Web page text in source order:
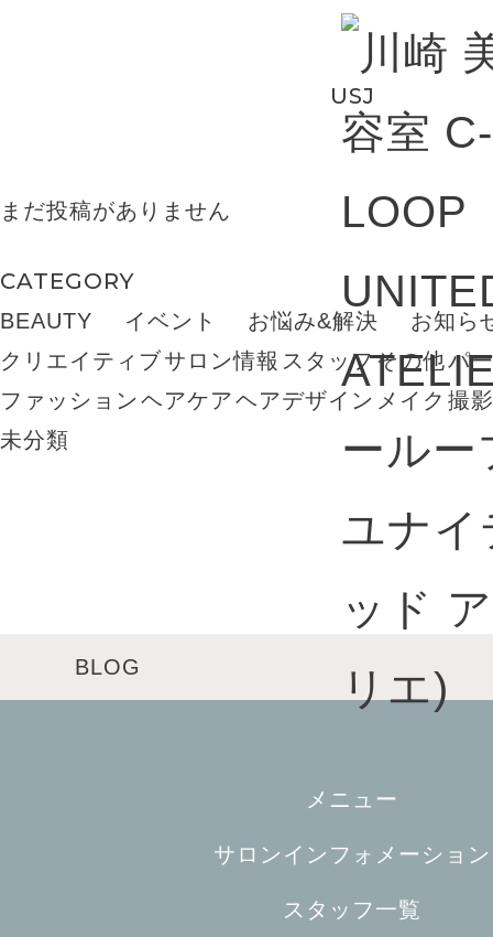
BLOG
USJ
まだ投稿がありません
CATEGORY
BEAUTY イベント お悩み&解決
お知ら
クリエイティブサロン情報 スタッフその他パ
ファッションヘアケアヘアデザイン メイク 撮
未分類
BLOG
メニュー
サロンインフォメーション
スタッフ一覧